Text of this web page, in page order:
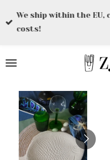
direct
hoofdinhoud
We ship within the
costs!